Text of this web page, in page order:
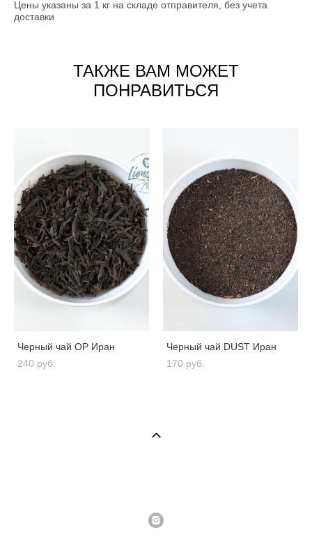
Цены указаны за 1 кг на складе отправителя, без учета
доставки
ТАКЖЕ ВАМ МОЖЕТ
ПОНРАВИТЬСЯ
Черный чай OP Иран
240 pуб.
Черный чай DUST Иран
170 pуб.